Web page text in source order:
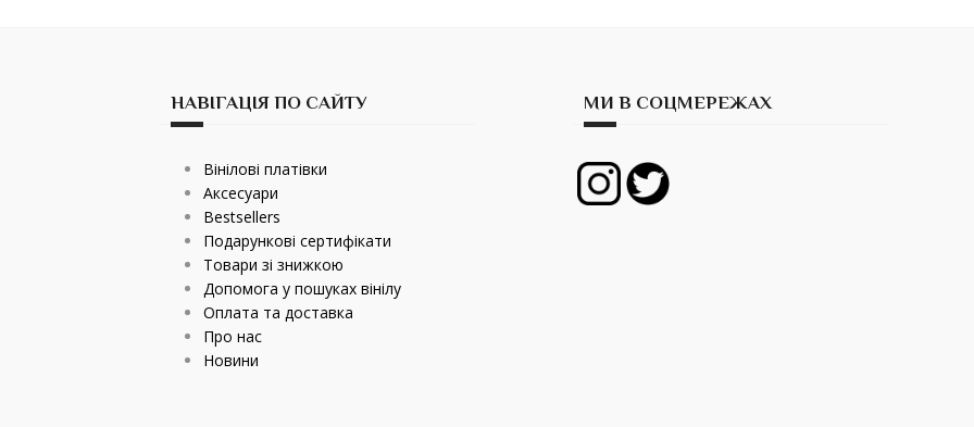
НАВІГАЦІЯ ПО САЙТУ
Вінілові платівки
Аксесуари
Bestsellers
Подарункові сертифікати
Товари зі знижкою
Допомога у пошуках вінілу
Оплата та доставка
Про нас
Новини
МИ В СОЦМЕРЕЖАХ